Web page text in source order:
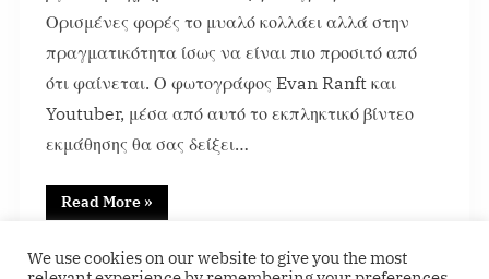
Ορισμένες φορές το μυαλό κολλάει αλλά στην
πραγματικότητα ίσως να είναι πιο προσιτό από
ότι φαίνεται. Ο φωτογράφος Evan Ranft και
Youtuber, μέσα από αυτό το εκπληκτικό βίντεο
εκμάθησης θα σας δείξει…
Read More »
Content
We use cookies on our website to give you the most